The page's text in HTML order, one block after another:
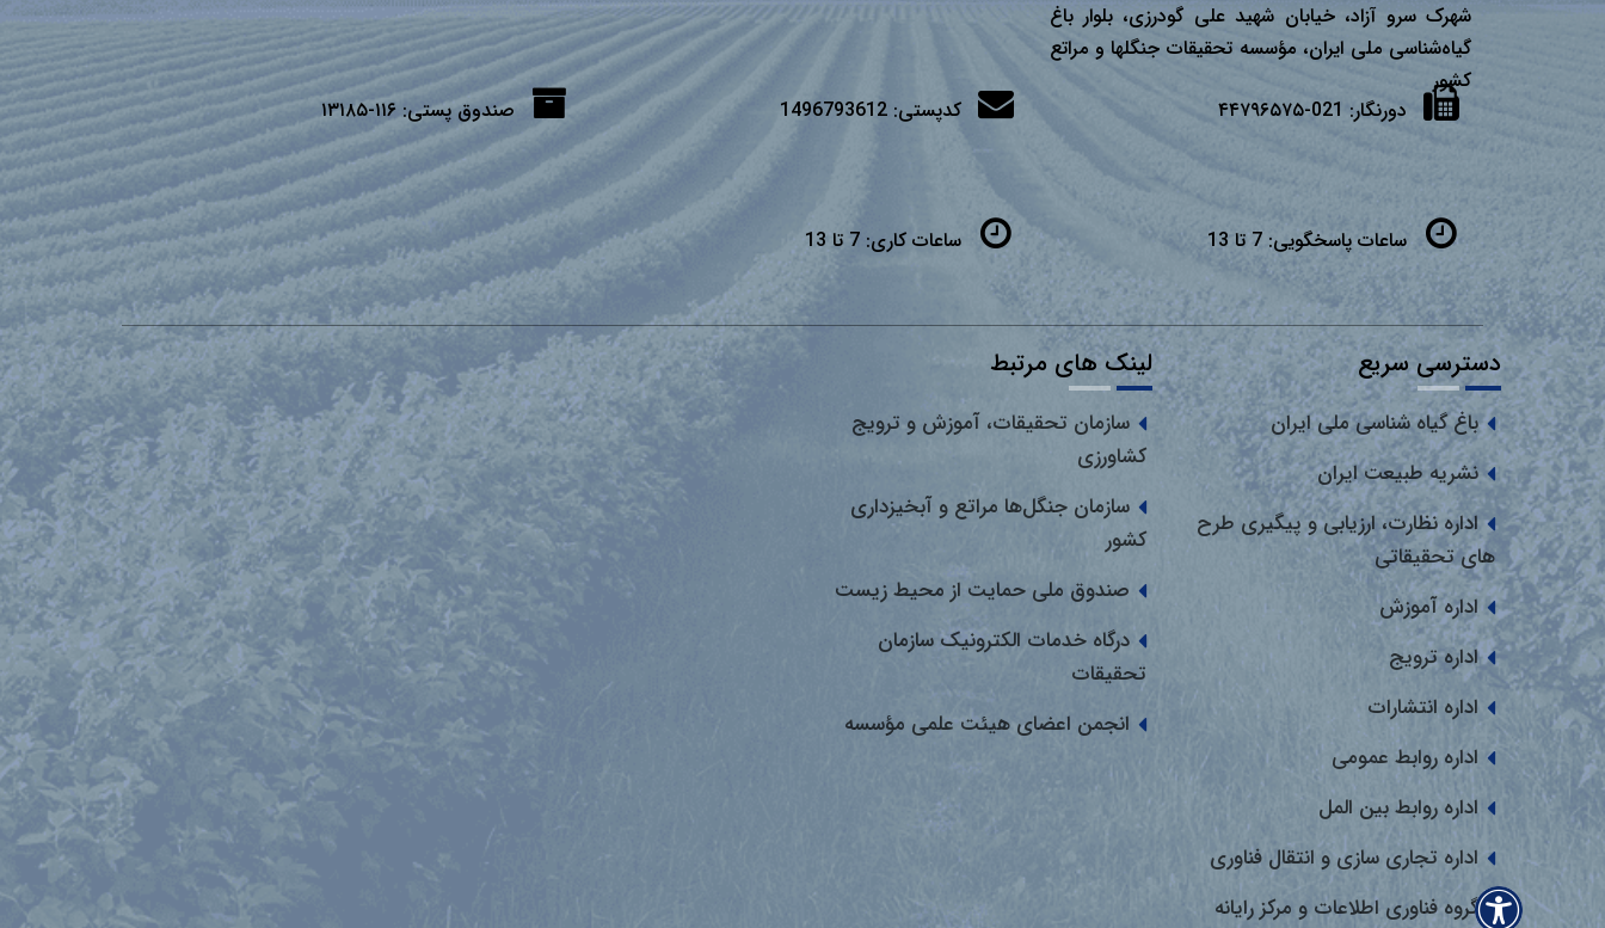
شهرک سرو آزاد، خیابان شهید علی گودرزی، بلوار باغ
گیاه‌شناسی ملی ایران، مؤسسه تحقیقات جنگلها و مراتع
كشور
دورنگار: 021-۴۴۷۹۶۵۷۵ کدپستی:1496793612 صندوق پستی:۱۱۶-۱۳۱۸۵
ساعات پاسخگویی: 7 تا 13 ساعات کاری:7 تا 13
دسترسی سریع
باغ گیاه شناسی ملی ایران
نشریه طبیعت ایران
اداره نظارت، ارزیابی و پیگیری طرح
های تحقیقاتی
اداره آموزش
اداره ترویج
اداره انتشارات
اداره روابط عمومی
اداره روابط بین المل
اداره تجاری سازی و انتقال فناوری
گروه فناوری اطلاعات و مرکز رایانه
لینک های مرتبط
سازمان تحقیقات، آموزش و ترویج
کشاورزی
سازمان جنگل‌ها مراتع و آبخیزداری
کشور
صندوق ملی حمایت از محیط زیست
درگاه خدمات الکترونیک سازمان
تحقیقات
انجمن اعضای هیئت علمی مؤسسه